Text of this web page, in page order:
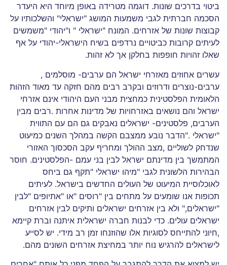
ביטוי בדרכים שונות. דוגמה מטרידה באופן מיוחד היא היעדר
הסכמה חברתית לגבי משמעות המושג "ישראלי" והשלכותיו על
קבוצות שונות של אזרחים. המונח "ישראלי " ו"יהודי "משמשים
לעיתים קרובות כביטויים נרדפים בשיח הישראלי-יהודי על אף
שאלו זהויות חופפות בחלקן אך לא זהות.
עשרים אחוזים מאזרחי ישראל הם ערבים- מוסלמים ,
ערבים-נוצרים ודרוזים ובקרב רבים מהם חזקה עד מאוד הזהות
הלאומית הפלסטינית כמחצית מבני העם היהודי אינם אזרחי
ישראל והם נושאים באזרחויות של מדינות אחרות .רבים מבין
הערבים, פלסטינים- ישראלים נאבקים גם הם עם התווית
"ישראלי ."הדבר נובע ממצבם הקשה במהלך השנים כמיעוט
שנדחק לשוליים ,מצב ההולך ומחריף עקב הסכסוך האזורי
המתמשך בין מדינתם ישראל לבין בני עמם -הפלסטינים. חוסר
הבהירות הלשונית לגבי "מיהו ישראלי "תקף גם ביחס
לאוכלוסיית המיעוט של העולים החדשים בישראל. לעיתים
תכופות אנו שומעים על מתחים בין "רוסים "או "אתיופים "לבין
"ישראלים," ולא בין אזרחים ישראלים ותיקים לבין אזרחים
ישראלים עולים. כדי לבנות חברה ישראלית איתנה וברת קיימא
,חיוני להתייחס לסוגיות אלו שהוזנחו זמן רב מידי. יש לסייע
לישראלים להרגיש נוח יותר במחיצת אזרחים השונים מהם.